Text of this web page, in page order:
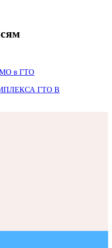
в ГТО
ГТО В